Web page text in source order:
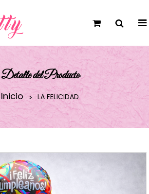
Detalle del Producto
Inicio LA FELICIDAD